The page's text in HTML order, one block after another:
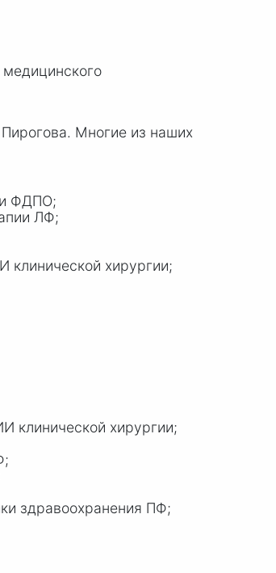
Многие из наших
ФДПО;
ЛФ;
клинической хирургии;
клинической хирургии;
здравоохранения ПФ;